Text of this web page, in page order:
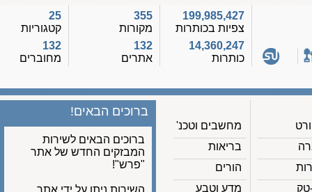
199,985,427
צפיות בכותרות
14,360,247
כותרות
355
מקורות
132
אתרים
קטגוריות
132
מחוברים
מחשבים וטכנ'
בריאות
הורים
מדע וטבע
ברוכים הבאים!
ברוכים הבאים לשירות
המבזקים החדש של אתר
"פרש"!
השירות ניתן על ידי אתר